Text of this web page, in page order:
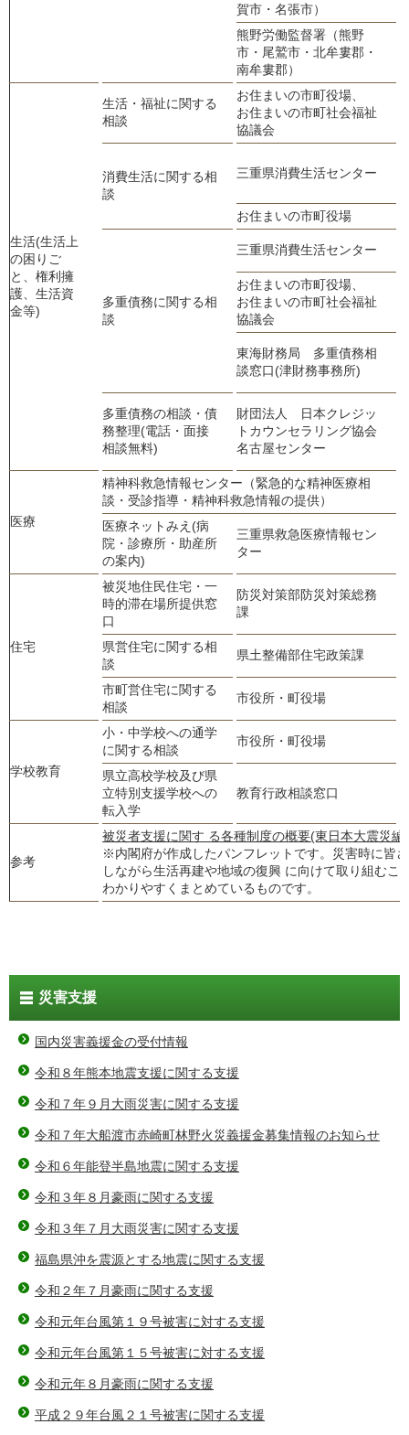
賀市・名張市）
熊野労働監督署（熊野
市・尾鷲市・北牟婁郡・
南牟婁郡）
生活(生活上
の困りご
と、権利擁
護、生活資
金等)
生活・福祉に関する
相談
お住まいの市町役場、
お住まいの市町社会福祉
協議会
消費生活に関する相
談
三重県消費生活センター
お住まいの市町役場
多重債務に関する相
談
三重県消費生活センター
お住まいの市町役場、
お住まいの市町社会福祉
協議会
東海財務局 多重債務相
談窓口(津財務事務所)
多重債務の相談・債
務整理(電話・面接
相談無料)
財団法人 日本クレジッ
トカウンセラリング協会
名古屋センター
医療
精神科救急情報センター（緊急的な精神医療相
談・受診指導・精神科救急情報の提供）
医療ネットみえ(病
院・診療所・助産所
の案内)
三重県救急医療情報セン
ター
住宅
被災地住民住宅・一
時的滞在場所提供窓
口
防災対策部防災対策総務
課
県営住宅に関する相
談
県土整備部住宅政策課
市町営住宅に関する
相談
市役所・町役場
学校教育
小・中学校への通学
に関する相談
市役所・町役場
県立高校学校及び県
立特別支援学校への
転入学
教育行政相談窓口
参考
被災者支援に関す る各種制度の概要(東日本大震災編)
※内閣府が作成したパンフレットです。災害時に皆
しながら生活再建や地域の復興 に向けて取り組むこ
わかりやすくまとめているものです。
災害支援
国内災害義援金の受付情報
令和８年熊本地震支援に関する支援
令和７年９月大雨災害に関する支援
令和７年大船渡市赤崎町林野火災義援金募集情報のお知らせ
令和６年能登半島地震に関する支援
令和３年８月豪雨に関する支援
令和３年７月大雨災害に関する支援
福島県沖を震源とする地震に関する支援
令和２年７月豪雨に関する支援
令和元年台風第１９号被害に対する支援
令和元年台風第１５号被害に対する支援
令和元年８月豪雨に関する支援
平成２９年台風２１号被害に関する支援